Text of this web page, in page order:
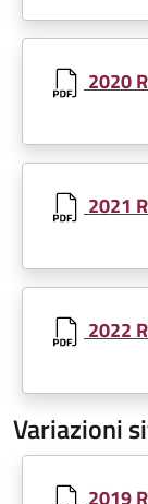
Document
2020
Document
2021
Document
2022
Variazioni
Document
2019